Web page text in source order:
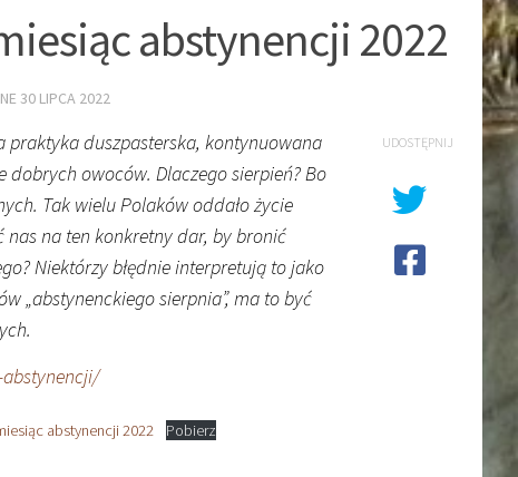
abstynencji 2022
30 LIPCA 2022
duszpasterska, kontynuowana
dobrych owoców. Dlaczego sierpień? Bo
Tak wielu Polaków oddało życie
nas na ten konkretny dar, by bronić
Niektórzy błędnie interpretują to jako
„abstynenckiego sierpnia”, ma to być
abstynencji 2022 Pobierz
UDOSTĘPNIJ